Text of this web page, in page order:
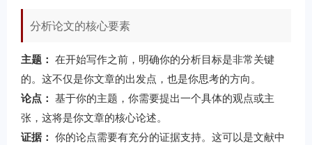
分析论文的核心要素
主题： 在开始写作之前，明确你的分析目标是非常关键
的。这不仅是你文章的出发点，也是你思考的方向。
论点： 基于你的主题，你需要提出一个具体的观点或主
张，这将是你文章的核心论述。
证据： 你的论点需要有充分的证据支持。这可以是文献中